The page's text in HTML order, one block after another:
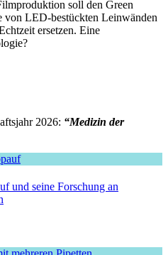
soll den Green
von LED-bestückten Leinwänden
ersetzen. Eine
2026: “Medizin der
und seine Forschung an